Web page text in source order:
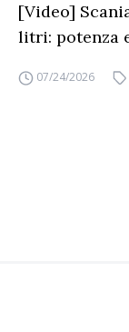
[Video]
litri: potenza
07/24/2026